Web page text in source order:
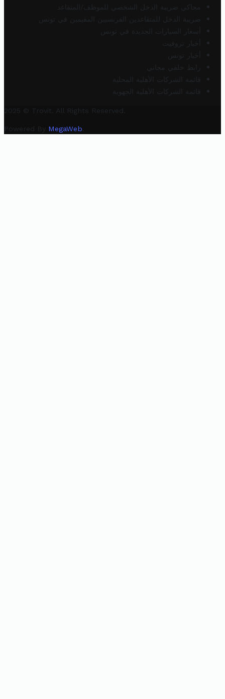
محاكي ضريبة الدخل الشخصي للموظف/المتقاعد
ضريبة الدخل للمتقاعدين الفرنسيين المقيمين في تونس
أسعار السيارات الجديدة في تونس
أخبار تروفيت
أخبار تونس
رابط خلفي مجاني
قائمة الشركات الأهلية المحلية
قائمة الشركات الأهلية الجهوية
2025 © Trovit. All Rights Reserved.
Powered By MegaWeb